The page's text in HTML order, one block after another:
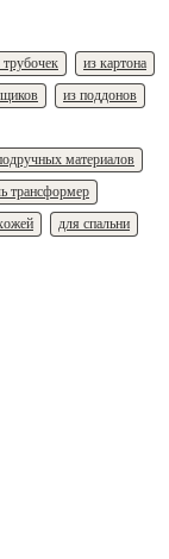
из картона
из поддонов
материалов
трансформер
для спальни